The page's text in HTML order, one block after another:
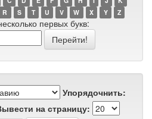
R S T U V W X Y Z
первых букв:
Упорядочнить:
на страницу: